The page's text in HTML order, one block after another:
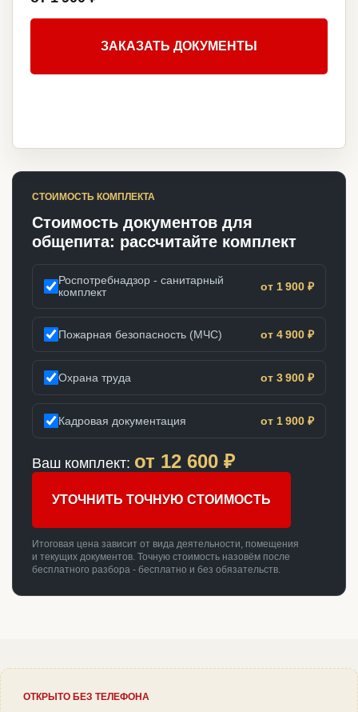
ЗАКАЗАТЬ ДОКУМЕНТЫ
СТОИМОСТЬ КОМПЛЕКТА
Стоимость документов для
общепита: рассчитайте комплект
Роспотребнадзор - санитарный
комплект
от 1 900 ₽
Пожарная безопасность (МЧС) от 4 900 ₽
Охрана труда от 3 900 ₽
Кадровая документация от 1 900 ₽
Ваш комплект: от 12 600 ₽
УТОЧНИТЬ ТОЧНУЮ СТОИМОСТЬ
Итоговая цена зависит от вида деятельности, помещения
и текущих документов. Точную стоимость назовём после
бесплатного разбора - бесплатно и без обязательств.
ОТКРЫТО БЕЗ ТЕЛЕФОНА